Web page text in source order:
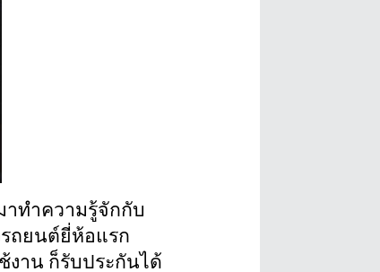
าทำความรู้จักกับ
รถยนต์ยี่ห้อแรก
งาน ก็รับประกันได้